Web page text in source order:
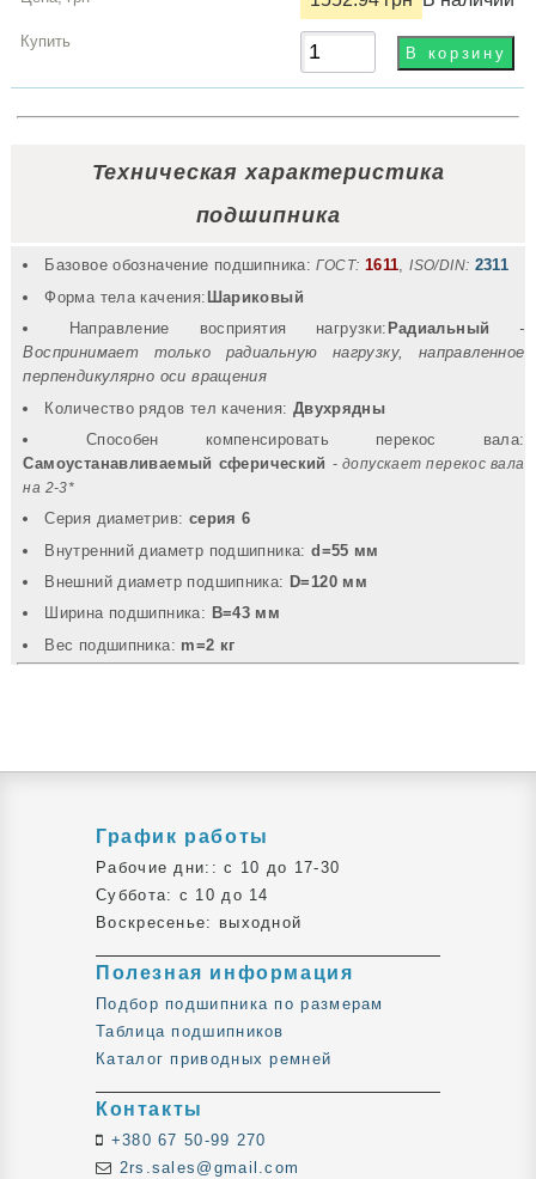
Техническая характеристика
подшипника
Базовое обозначение подшипника: ГОСТ: 1611,ISO/DIN: 2311
Форма тела качения: Шариковый
Направление восприятия нагрузки: Радиальный
-
Воспринимает только радиальную нагрузку, направленное
перпендикулярно оси вращения
Количество рядов тел качения: Двухрядны
Способен компенсировать перекос вала:
Самоустанавливаемый сферический - допускает перекос вала
на 2-3*
Серия диаметрив: серия 6
Внутренний диаметр подшипника:d=55 мм
Внешний диаметр подшипника: D=120 мм
Ширина подшипника: B=43 мм
Вec подшипника: m=2 кг
График работы
Рабочие дни:: c 10 до 17-30
Суббота: c 10 до 14
Воскресенье: выходной
Полезная информация
Подбор подшипника по размерам
Таблица подшипников
Каталог приводных ремней
Контакты
+380 67 50-99 270
2rs.sales@gmail.com